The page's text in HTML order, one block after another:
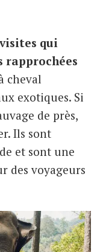
qui
rapprochées
cheval
exotiques. Si
de près,
Ils sont
et sont une
des voyageurs